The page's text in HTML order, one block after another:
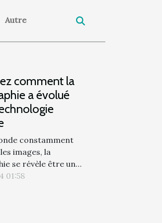
Autre
comment la
a évolué
constamment
images, la
se révèle être un
capable de
01:58